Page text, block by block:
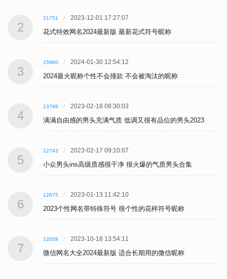
2
21751 2023-12-01 17:27:07
花式特效网名2024最新版 最新花式符号昵称
3
15960 2024-01-30 12:54:12
2024最火昵称个性不会撞款 不会被淘汰的昵称
4
13789 2023-02-18 08:30:03
满满自由感的男头充满气质 低调又很有品位的男头2023
5
12743 2023-02-17 09:10:07
小众男头ins高级质感很干净 很火爆的气质男头合集
6
12675 2023-01-13 11:42:10
2023个性网名带特殊符号 很个性的花样符号昵称
7
12009 2023-10-18 13:54:11
微信网名大全2024最新版 适合长期用的微信昵称